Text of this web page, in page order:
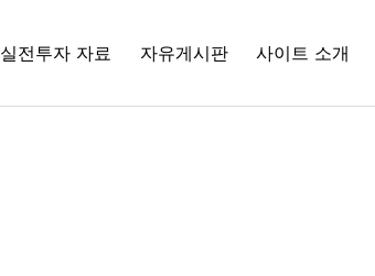
실전투자 자료 자유게시판 사이트 소개